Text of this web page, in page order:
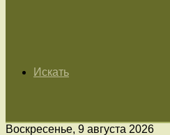
Искать
Воскресенье, 9 августа 2026